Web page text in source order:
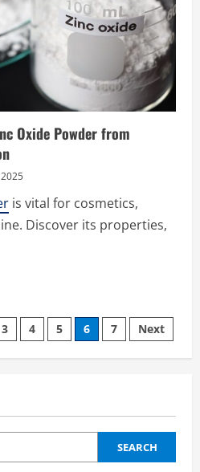
Oxide Powder from
is vital for cosmetics,
Discover its properties,
3 4 5 6 7 Next
SEARCH